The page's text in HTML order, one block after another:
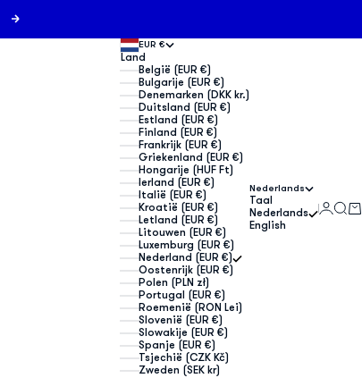
Volgende
EUR €
Land
België (EUR €)
Bulgarije (EUR €)
Denemarken (DKK kr.)
Duitsland (EUR €)
Estland (EUR €)
Finland (EUR €)
Frankrijk (EUR €)
Griekenland (EUR €)
Hongarije (HUF Ft)
Ierland (EUR €)
Italië (EUR €)
Kroatië (EUR €)
Letland (EUR €)
Litouwen (EUR €)
Luxemburg (EUR €)
Nederland (EUR €)
Oostenrijk (EUR €)
Polen (PLN zł)
Portugal (EUR €)
Roemenië (RON Lei)
Slovenië (EUR €)
Slowakije (EUR €)
Spanje (EUR €)
Tsjechië (CZK Kč)
Zweden (SEK kr)
Nederlands
Taal
Nederlands
English